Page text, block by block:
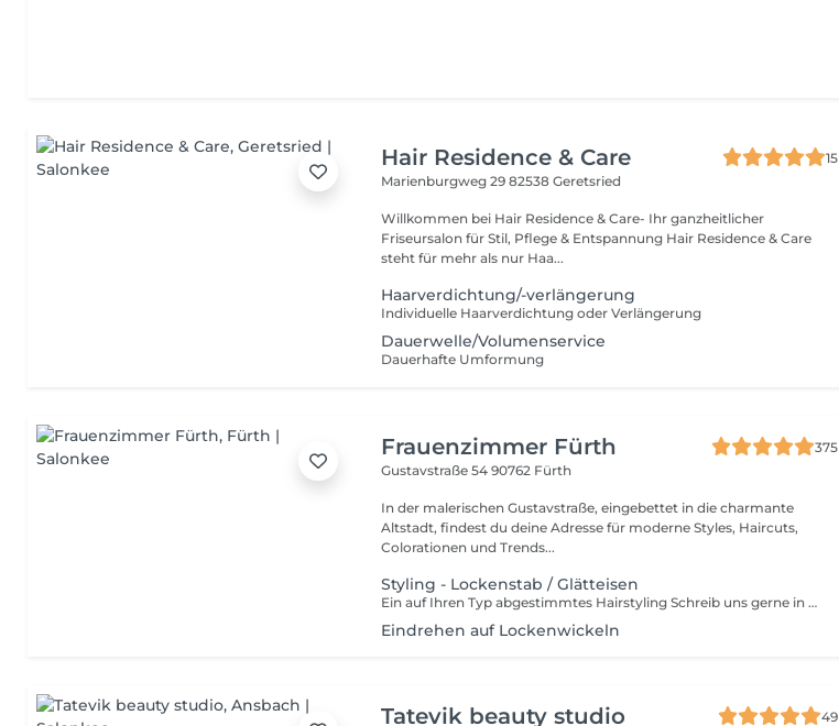
Hair Residence & Care
15
Marienburgweg 2982538 Geretsried
Willkommen bei Hair Residence & Care- Ihr ganzheitlicher
Friseursalon für Stil, Pflege & Entspannung Hair Residence & Care
steht für mehr als nur Haa...
Haarverdichtung/-verlängerung
Individuelle Haarverdichtung oder Verlängerung
Dauerwelle/Volumenservice
Dauerhafte Umformung
Frauenzimmer Fürth
375
Gustavstraße 5490762 Fürth
In der malerischen Gustavstraße, eingebettet in die charmante
Altstadt, findest du deine Adresse für moderne Styles, Haircuts,
Colorationen und Trends...
Styling - Lockenstab / Glätteisen
Ein auf Ihren Typ abgestimmtes Hairstyling Schreib uns gerne in die Notiz, ob Lockenstab oder Glätteisen - dann können wir uns individuell auf dich vorbereiten Je nach Aufwand könnte ein Aufpreis hinzukommen
Eindrehen auf Lockenwickeln
Tatevik beauty studio
49